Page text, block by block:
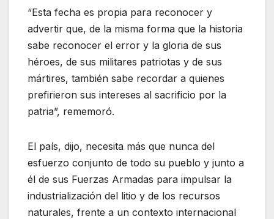
“Esta fecha es propia para reconocer y
advertir que, de la misma forma que la historia
sabe reconocer el error y la gloria de sus
héroes, de sus militares patriotas y de sus
mártires, también sabe recordar a quienes
prefirieron sus intereses al sacrificio por la
patria”, rememoró.
El país, dijo, necesita más que nunca del
esfuerzo conjunto de todo su pueblo y junto a
él de sus Fuerzas Armadas para impulsar la
industrialización del litio y de los recursos
naturales, frente a un contexto internacional